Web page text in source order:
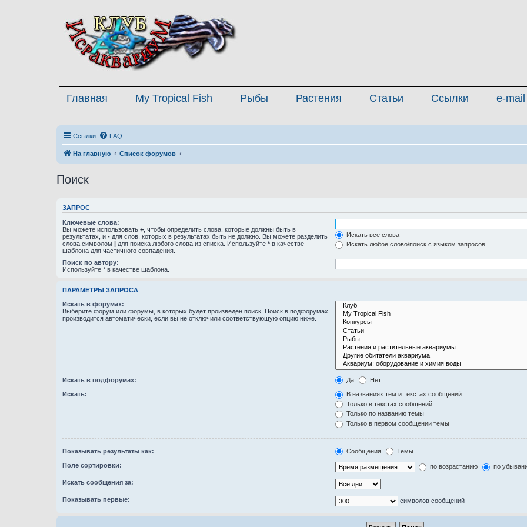
Главная My Tropical Fish Рыбы Растения Статьи Ссылки e-mail
Ссылки FAQ
На главную Список форумов
Поиск
ЗАПРОС
Ключевые слова:
Вы можете использовать + , чтобы определить слова, которые должны быть в
результатах, и - для слов, которых в результатах быть не должно. Вы можете разделить
слова символом | для поиска любого слова из списка. Используйте * в качестве
шаблона для частичного совпадения.
Искать все слова
Искать любое слово/поиск с языком запросов
Поиск по автору:
Используйте * в качестве шаблона.
ПАРАМЕТРЫ ЗАПРОСА
Искать в форумах:
Выберите форум или форумы, в которых будет произведён поиск. Поиск в подфорумах
производится автоматически, если вы не отключили соответствующую опцию ниже.
Искать в подфорумах: Да Нет
Искать:
В названиях тем и текстах сообщений
Только в текстах сообщений
Только по названию темы
Только в первом сообщении темы
Показывать результаты как: Сообщения Темы
Поле сортировки: по возрастанию по
Искать сообщения за:
Показывать первые: символов сообщений